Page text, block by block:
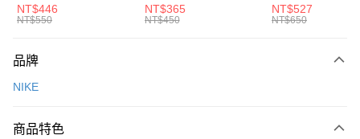
元大商業銀行
台灣樂天信用卡公司
AFTEE先享後付
【關於「AFTEE先享後付」】
便利好安心！
３．安心：先確認商品／服務後，再付款。
運送方式
每筆NT$100，滿NT$1,500(含以上)免運費
中統襪 FZ3393100
NT$446
NT$550
EMBRDY 男女 短統襪
FZ3073133
NT$365
NT$450
BA5871010
NT$527
NT$650
品牌
NIKE
商品特色